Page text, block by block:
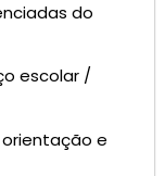
do
escolar /
e